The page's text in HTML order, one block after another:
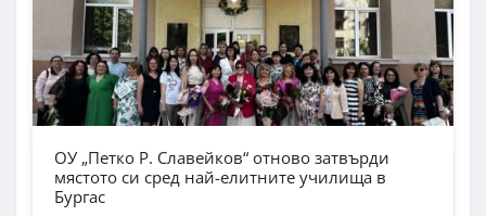
ОУ „Петко Р. Славейков“ отново затвърди
мястото си сред най-елитните училища в
Бургас